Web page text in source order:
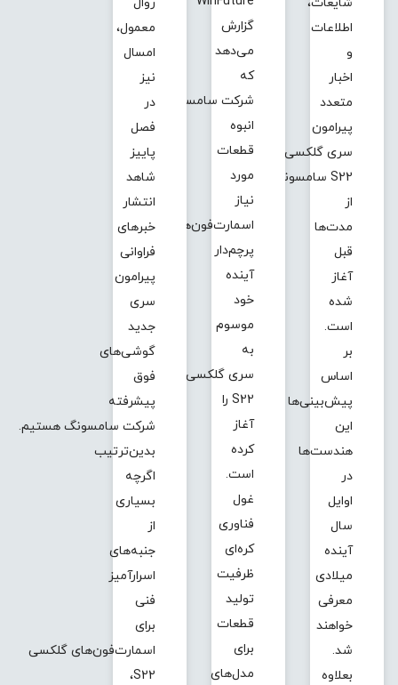
اطلاعات
و
اخبار
متعدد
پیرامون
سری گلکسی
S22 سامسونگ
از
مدت‌ها
قبل
آغاز
شده
است.
بر
اساس
پیش‌بینی‌ها
این
هندست‌ها
در
اوایل
سال
آینده
میلادی
معرفی
خواهند
شد.
بعلاوه
گزارش
می‌دهد
که
شرکت سامسونگ تولید
انبوه
قطعات
مورد
نیاز
اسمارت‌فون‌های
پرچم‌دار
آینده
خود
موسوم
به
سری گلکسی
S22 را
آغاز
کرده
است.
غول
فناوری
کره‌ای
ظرفیت
تولید
قطعات
برای
مدل‌های
معمول،
امسال
نیز
در
فصل
پاییز
شاهد
انتشار
خبرهای
فراوانی
پیرامون
سری
جدید
گوشی‌های
فوق‌
پیشرفته
شرکت سامسونگ هستیم.
بدین‌ترتیب
اگرچه
بسیاری
از
جنبه‌های
اسرارآمیز
فنی
برای
اسمارت‌فون‌های گلکسی
S22،